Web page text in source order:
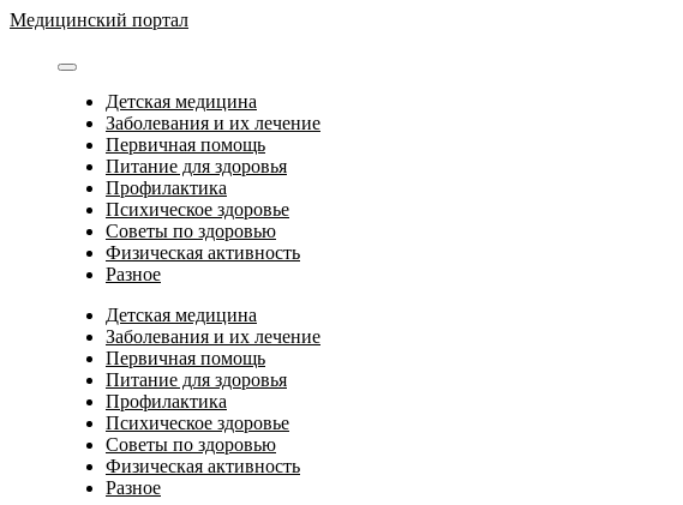
Перейти
содержимому
Медицинский портал
Детская медицина
Заболевания и их лечение
Первичная помощь
Питание для здоровья
Профилактика
Психическое здоровье
Советы по здоровью
Физическая активность
Разное
Детская медицина
Заболевания и их лечение
Первичная помощь
Питание для здоровья
Профилактика
Психическое здоровье
Советы по здоровью
Физическая активность
Разное